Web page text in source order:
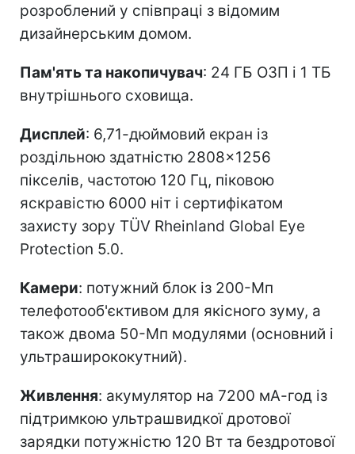
розроблений у співпраці з відомим
дизайнерським домом.
Пам'ять та накопичувач: 24 ГБ ОЗП і 1 ТБ
внутрішнього сховища.
Дисплей: 6,71-дюймовий екран із
роздільною здатністю 2808×1256
пікселів, частотою 120 Гц, піковою
яскравістю 6000 ніт і сертифікатом
захисту зору TÜV Rheinland Global Eye
Protection 5.0.
Камери: потужний блок із 200-Мп
телефотооб'єктивом для якісного зуму, а
також двома 50-Мп модулями (основний і
ультраширококутний).
Живлення: акумулятор на 7200 мА-год із
підтримкою ультрашвидкої дротової
зарядки потужністю 120 Вт та бездротової